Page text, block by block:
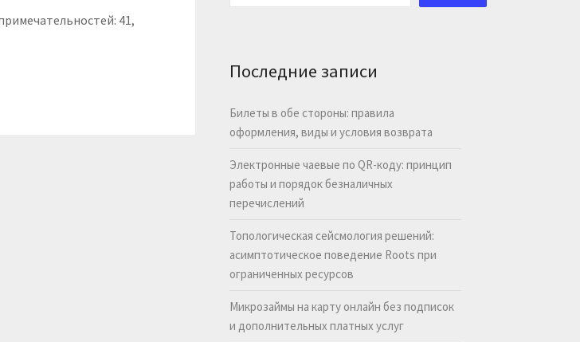
41,
Последние записи
Билеты в обе стороны: правила
оформления, виды и условия возврата
Электронные чаевые по QR-коду: принцип
работы и порядок безналичных
перечислений
Топологическая сейсмология решений:
асимптотическое поведение Roots при
ограниченных ресурсов
Микрозаймы на карту онлайн без подписок
и дополнительных платных услуг